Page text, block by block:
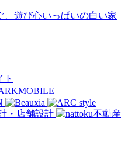
、遊び心いっぱいの白い家